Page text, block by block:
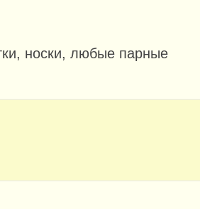
носки, любые парные